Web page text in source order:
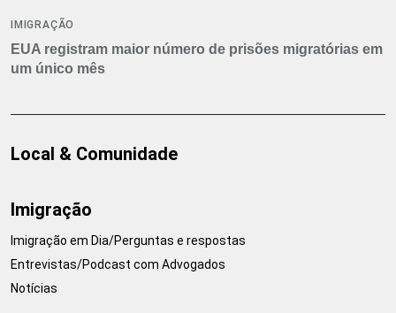
IMIGRAÇÃO
EUA registram maior número de prisões migratórias em
um único mês
Local & Comunidade
Imigração
Imigração em Dia/Perguntas e respostas
Entrevistas/Podcast com Advogados
Notícias